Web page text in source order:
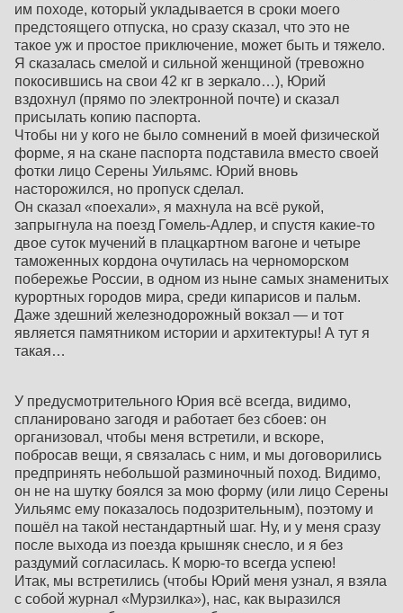
им походе, который укладывается в сроки моего
предстоящего отпуска, но сразу сказал, что это не
такое уж и простое приключение, может быть и тяжело.
Я сказалась смелой и сильной женщиной (тревожно
покосившись на свои 42 кг в зеркало…), Юрий
вздохнул (прямо по электронной почте) и сказал
присылать копию паспорта.
Чтобы ни у кого не было сомнений в моей физической
форме, я на скане паспорта подставила вместо своей
фотки лицо Серены Уильямс. Юрий вновь
насторожился, но пропуск сделал.
Он сказал «поехали», я махнула на всё рукой,
запрыгнула на поезд Гомель-Адлер, и спустя какие-то
двое суток мучений в плацкартном вагоне и четыре
таможенных кордона очутилась на черноморском
побережье России, в одном из ныне самых знаменитых
курортных городов мира, среди кипарисов и пальм.
Даже здешний железнодорожный вокзал — и тот
является памятником истории и архитектуры! А тут я
такая…
У предусмотрительного Юрия всё всегда, видимо,
спланировано загодя и работает без сбоев: он
организовал, чтобы меня встретили, и вскоре,
побросав вещи, я связалась с ним, и мы договорились
предпринять небольшой разминочный поход. Видимо,
он не на шутку боялся за мою форму (или лицо Серены
Уильямс ему показалось подозрительным), поэтому и
пошёл на такой нестандартный шаг. Ну, и у меня сразу
после выхода из поезда крышняк снесло, и я без
раздумий согласилась. К морю-то всегда успею!
Итак, мы встретились (чтобы Юрий меня узнал, я взяла
с собой журнал «Мурзилка»), нас, как выразился